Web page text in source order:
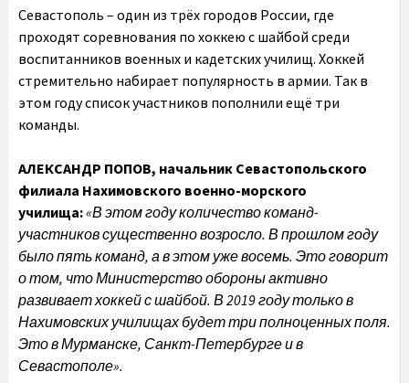
Севастополь – один из трёх городов России, где
проходят соревнования по хоккею с шайбой среди
воспитанников военных и кадетских училищ. Хоккей
стремительно набирает популярность в армии. Так в
этом году список участников пополнили ещё три
команды.
АЛЕКСАНДР ПОПОВ, начальник Севастопольского
филиала Нахимовского военно-морского
училища:«В этом году количество команд-
участников существенно возросло. В прошлом году
было пять команд, а в этом уже восемь. Это говорит
о том, что Министерство обороны активно
развивает хоккей с шайбой. В 2019 году только в
Нахимовских училищах будет три полноценных поля.
Это в Мурманске, Санкт-Петербурге и в
Севастополе».